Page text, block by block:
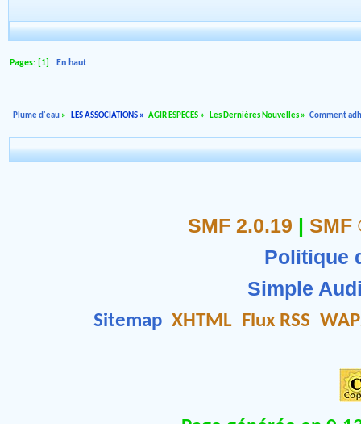
Pages: [1] En haut
Plume d'eau » LES ASSOCIATIONS» AGIR ESPECES » Les Dernières Nouvelles» Comment
SMF 2.0.19 | SMF
Politique
Simple
Sitemap XHTML Flux RSS